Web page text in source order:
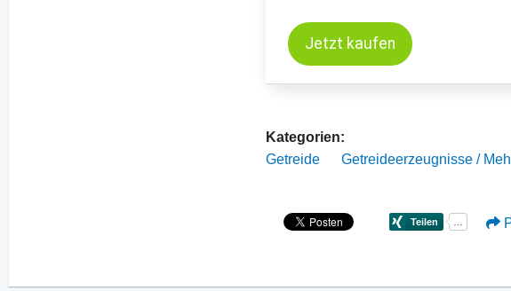
Jetzt kaufen
Kategorien:
Getreide
Getreideerzeugnisse /